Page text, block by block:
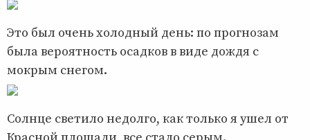
Это был очень холодный день: по прогнозам
была вероятность осадков в виде дождя с
мокрым снегом.
Солнце светило недолго, как только я ушел от